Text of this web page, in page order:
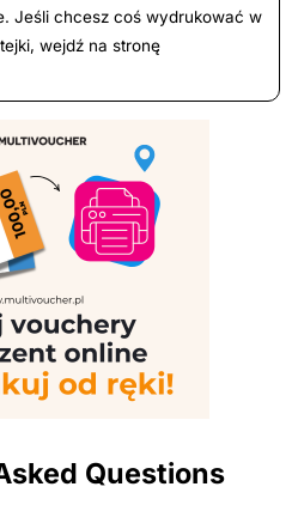
Jeśli chcesz coś wydrukować w
wejdź na stronę
Questions